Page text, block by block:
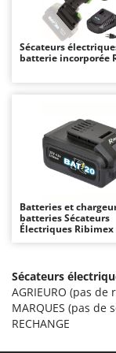
Autres
Bancs de
Barbecues
Bennes pour
Brosses
Brouettes à
Broyeurs à
Butteurs
C
Chargeurs
Ambrogio
Annovi
ANTHBOT
Ardes
Argo
Ariete
Artus
Attila
Awelco
B
Baesso
Sécateurs
batterie incorporée
Batteries et
batteries Sécateurs
Électriques Ribimex
Sécateurs
AGRIEURO (pas de
MARQUES (pas de
RECHANGE